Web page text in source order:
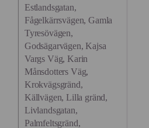
Estlandsgatan,
Fågelkärrsvägen, Gamla
Tyresövägen,
Godsägarvägen, Kajsa
Vargs Väg, Karin
Månsdotters Väg,
Krokvägsgränd,
Källvägen, Lilla gränd,
Livlandsgatan,
Palmfeltsgränd,